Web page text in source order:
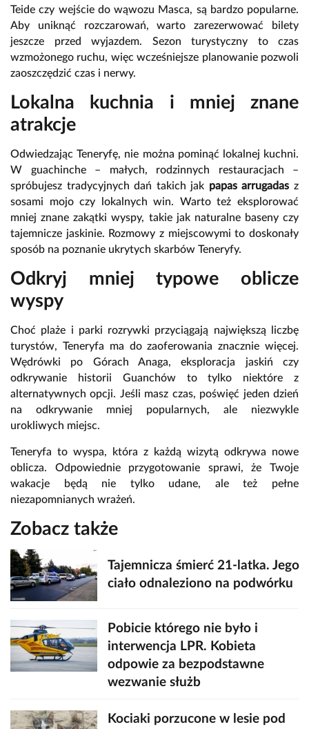
Teide czy wejście do wąwozu Masca, są bardzo popularne.
Aby uniknąć rozczarowań, warto zarezerwować bilety
jeszcze przed wyjazdem. Sezon turystyczny to czas
wzmożonego ruchu, więc wcześniejsze planowanie pozwoli
zaoszczędzić czas i nerwy.
Lokalna kuchnia i mniej znane
atrakcje
Odwiedzając Teneryfę, nie można pominąć lokalnej kuchni.
W guachinche – małych, rodzinnych restauracjach –
spróbujesz tradycyjnych dań takich jak papas arrugadas z
sosami mojo czy lokalnych win. Warto też eksplorować
mniej znane zakątki wyspy, takie jak naturalne baseny czy
tajemnicze jaskinie. Rozmowy z miejscowymi to doskonały
sposób na poznanie ukrytych skarbów Teneryfy.
Odkryj mniej typowe oblicze
wyspy
Choć plaże i parki rozrywki przyciągają największą liczbę
turystów, Teneryfa ma do zaoferowania znacznie więcej.
Wędrówki po Górach Anaga, eksploracja jaskiń czy
odkrywanie historii Guanchów to tylko niektóre z
alternatywnych opcji. Jeśli masz czas, poświęć jeden dzień
na odkrywanie mniej popularnych, ale niezwykle
urokliwych miejsc.
Teneryfa to wyspa, która z każdą wizytą odkrywa nowe
oblicza. Odpowiednie przygotowanie sprawi, że Twoje
wakacje będą nie tylko udane, ale też pełne
niezapomnianych wrażeń.
Zobacz także
Tajemnicza śmierć 21-latka. Jego
ciało odnaleziono na podwórku
Pobicie którego nie było i
interwencja LPR. Kobieta
odpowie za bezpodstawne
wezwanie służb
Kociaki porzucone w lesie pod